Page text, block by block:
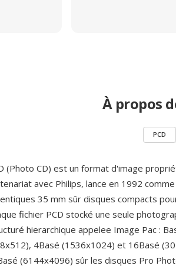
À propos
PCD
(Photo CD) est un format d'image
avec Philips, lance en 1992
35 mm sûr disques compacts
fichier PCD stocké une seule
hierarchique appelee Image Pac :
4Basé (1536x1024) et 16Basé
(6144x4096) sûr les disques Pro